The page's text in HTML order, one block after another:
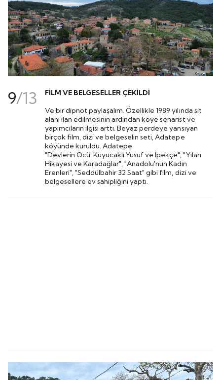
9/13
FİLM VE BELGESELLER ÇEKİLDİ
Ve bir dipnot paylaşalım. Özellikle 1989 yılında sit
alanı ilan edilmesinin ardından köye senarist ve
yapımcıların ilgisi arttı. Beyaz perdeye yansıyan
birçok film, dizi ve belgeselin seti, Adatepe
köyünde kuruldu. Adatepe
"Devlerin Öcü, Kuyucaklı Yusuf ve İpekçe", "Yılan
Hikayesi ve Karadağlar", "Anadolu'nun Kadın
Erenleri", "Seddülbahir 32 Saat" gibi film, dizi ve
belgesellere ev sahipliğini yaptı.